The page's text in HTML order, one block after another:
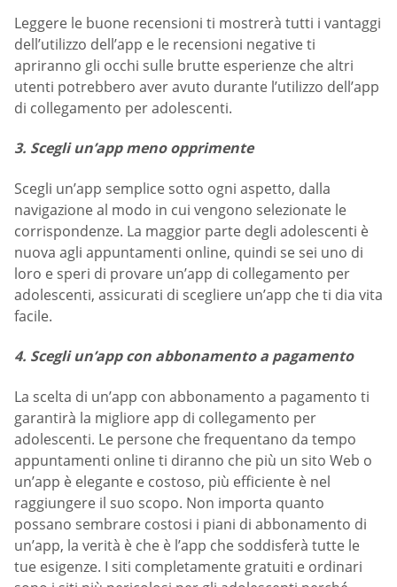
Leggere le buone recensioni ti mostrerà tutti i vantaggi
dell’utilizzo dell’app e le recensioni negative ti
apriranno gli occhi sulle brutte esperienze che altri
utenti potrebbero aver avuto durante l’utilizzo dell’app
di collegamento per adolescenti.
3. Scegli un’app meno opprimente
Scegli un’app semplice sotto ogni aspetto, dalla
navigazione al modo in cui vengono selezionate le
corrispondenze. La maggior parte degli adolescenti è
nuova agli appuntamenti online, quindi se sei uno di
loro e speri di provare un’app di collegamento per
adolescenti, assicurati di scegliere un’app che ti dia vita
facile.
4. Scegli un’app con abbonamento a pagamento
La scelta di un’app con abbonamento a pagamento ti
garantirà la migliore app di collegamento per
adolescenti. Le persone che frequentano da tempo
appuntamenti online ti diranno che più un sito Web o
un’app è elegante e costoso, più efficiente è nel
raggiungere il suo scopo. Non importa quanto
possano sembrare costosi i piani di abbonamento di
un’app, la verità è che è l’app che soddisferà tutte le
tue esigenze. I siti completamente gratuiti e ordinari